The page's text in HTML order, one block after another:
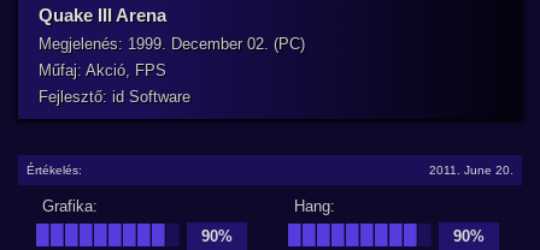
Quake III Arena
Megjelenés: 1999. December 02. (PC)
Műfaj: Akció, FPS
Fejlesztő: id Software
Értékelés: 2011. June 20.
Grafika:
90%
Hang:
90%